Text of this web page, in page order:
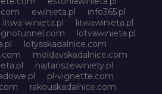
ewinieta.pl
info365.pl
litwa-winieta.pl
litwawinieta.pl
lotvawinieta.pl
lotysskadalnice.com
moldavskadalnice.com
najtanszewiniety.pl
pl-vignette.com
rakouskadalnice.com